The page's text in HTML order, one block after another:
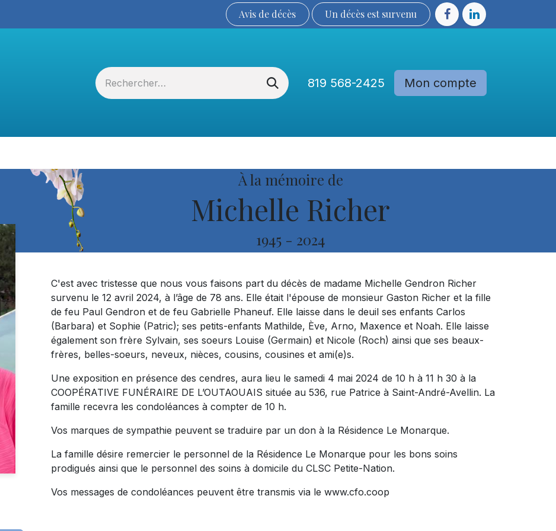
Avis de décès Un décès est sur​​​​​​​​ve​nu​​​​​​​​​​
819 568-2425 Mon compte
À la mémoire de
Michelle Richer
1945 - 2024
C'est avec tristesse que nous vous faisons part du décès de madame Michelle Gendron Richer
survenu le 12 avril 2024, à l’âge de 78 ans. Elle était l'épouse de monsieur Gaston Richer et la fille
de feu Paul Gendron et de feu Gabrielle Phaneuf. Elle laisse dans le deuil ses enfants Carlos
(Barbara) et Sophie (Patric); ses petits-enfants Mathilde, Ève, Arno, Maxence et Noah. Elle laisse
également son frère Sylvain, ses soeurs Louise (Germain) et Nicole (Roch) ainsi que ses beaux-
frères, belles-soeurs, neveux, nièces, cousins, cousines et ami(e)s.
Une exposition en présence des cendres, aura lieu le samedi 4 mai 2024 de 10 h à 11 h 30 à la
COOPÉRATIVE FUNÉRAIRE DE L’OUTAOUAIS située au 536, rue Patrice à Saint-André-Avellin. La
famille recevra les condoléances à compter de 10 h.
Vos marques de sympathie peuvent se traduire par un don à la Résidence Le Monarque.
La famille désire remercier le personnel de la Résidence Le Monarque pour les bons soins
prodigués ainsi que le personnel des soins à domicile du CLSC Petite-Nation.
Vos messages de condoléances peuvent être transmis via le www.cfo.coop